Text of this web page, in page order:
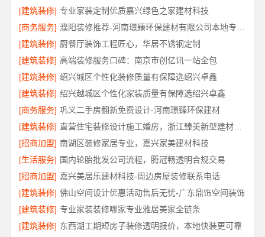
[建筑装修] 专业家装定制优质嘉兴绿色之家建材科技
[商务服务]
[建筑装修] 厨餐厅装饰工程匠心，华居不锈钢定制
[建筑装修] 高端装修服务口碑：南京市创亿讯一站全包
[建筑装修] 绍兴城区个性化装修质量有保障选绍兴卓鑫
[建筑装修] 绍兴越城区个性化家装质量有保障选绍兴卓鑫
[商务服务] 巩义二手房翻新免费设计-河南璟臻环保建材
[建筑装修]
直营住宅装修设计施工婚房，浙江臻美新型建材有限公司打造爱巢
[招商加盟] 南湖区装修家居专业，嘉兴家美建材科技
[生活服务] 国内轮胎批发公司流程，腾冠畅透明合规交易
[招商加盟] 嘉兴美居乐建材科技-周边房屋装修联系电话
[建筑装修] 佛山空间设计优惠活动售后无忧-广东鼎饰空间装饰
[建筑装修] 专业家装装修哪家专业雅居美家全链条
[建筑装修] 东西湖工期短房子装修透明报价，本地快装更可靠